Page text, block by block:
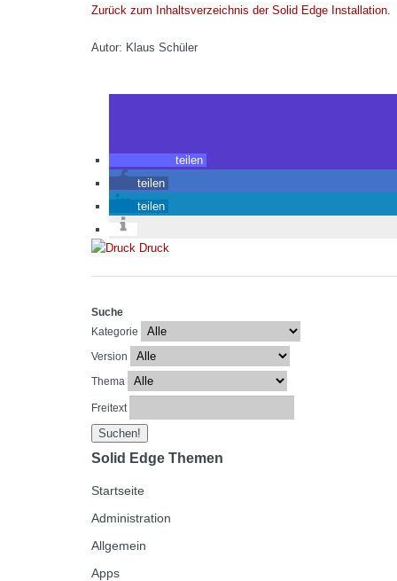
Zurück zum Inhaltsverzeichnis der Solid Edge Installation.
Autor: Klaus Schüler
teilen
teilen
teilen
Druck
Suche
Kategorie
Version
Thema
Freitext
Solid Edge Themen
Startseite
Administration
Allgemein
Apps